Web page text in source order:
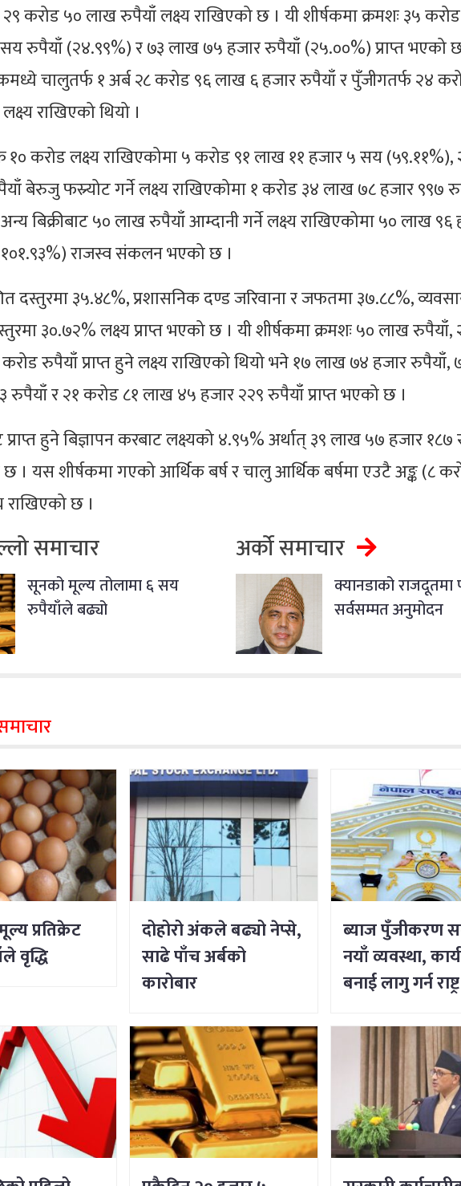
करोड ५० लाख रुपैयाँ लक्ष्य राखिएको छ । यी शीर्षकमा क्रमशः ३५
रुपैयाँ (२४.९९%) र ७३ लाख ७५ हजार रुपैयाँ (२५.००%) प्राप्त भएको
चालुतर्फ १ अर्ब २८ करोड ९६ लाख ६ हजार रुपैयाँ र पुँजीगतर्फ २४
राखिएको थियो ।
करोड लक्ष्य राखिएकोमा ५ करोड ९१ लाख ११ हजार ५ सय (५९.११%),
बेरुजु फस्र्योट गर्ने लक्ष्य राखिएकोमा १ करोड ३४ लाख ७८ हजार ९९७
बिक्रीबाट ५० लाख रुपैयाँ आम्दानी गर्ने लक्ष्य राखिएकोमा ५० लाख ९६
राजस्व संकलन भएको छ ।
दस्तुरमा ३५.४८%, प्रशासनिक दण्ड जरिवाना र जफतमा ३७.८८%,
३०.७२% लक्ष्य प्राप्त भएको छ । यी शीर्षकमा क्रमशः ५० लाख
रुपैयाँ प्राप्त हुने लक्ष्य राखिएको थियो भने १७ लाख ७४ हजार
रुपैयाँ र २१ करोड ८१ लाख ४५ हजार २२९ रुपैयाँ प्राप्त भएको छ ।
हुने बिज्ञापन करबाट लक्ष्यको ४.९५% अर्थात् ३९ लाख ५७ हजार
छ । यस शीर्षकमा गएको आर्थिक बर्ष र चालु आर्थिक बर्षमा एउटै अङ्क (८
राखिएको छ ।
समाचार
सूनको मूल्य तोलामा ६ सय
रुपैयाँले बढ्यो
अर्को समाचार
क्यानडाको राजदूतमा
सर्वसम्मत अनुमोदन
प्रतिक्रेट
वृद्धि
दोहोरो अंकले बढ्यो नेप्से,
साढे पाँच अर्बको
कारोबार
ब्याज पुँजीकरण
नयाँ व्यवस्था,
बनाई लागु गर्न राष्ट्र